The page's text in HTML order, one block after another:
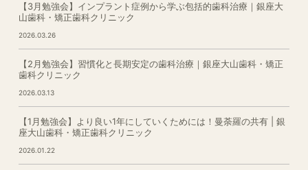
【3月勉強会】インプラント症例から学ぶ包括的歯科治療｜銀座大
山歯科・矯正歯科クリニック
2026.03.26
【2月勉強会】習慣化と長期安定の歯科治療｜銀座大山歯科・矯正
歯科クリニック
2026.03.13
【1月勉強会】より良い1年にしていくためには！曼荼羅の共有 | 銀
座大山歯科・矯正歯科クリニック
2026.01.22